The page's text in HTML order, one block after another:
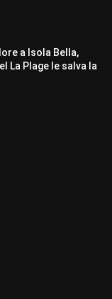
a Isola Bella,
La Plage le salva la